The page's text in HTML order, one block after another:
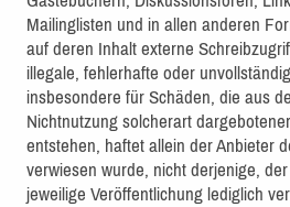
Mailinglisten und in allen anderen
auf deren Inhalt externe
illegale, fehlerhafte oder
insbesondere für Schäden, die aus
Nichtnutzung solcherart
entstehen, haftet allein der Anbieter
verwiesen wurde, nicht derjenige,
jeweilige Veröffentlichung lediglich